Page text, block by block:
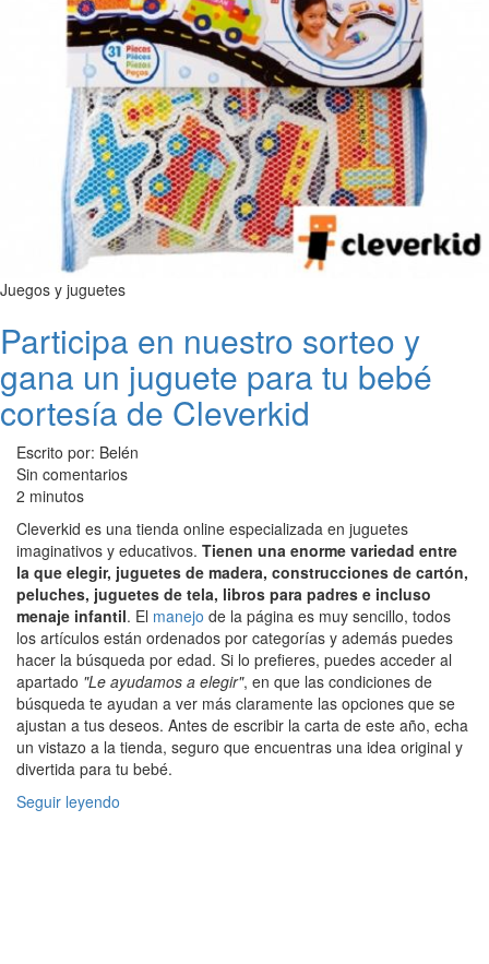
Juegos y juguetes
Participa en nuestro sorteo y
gana un juguete para tu bebé
cortesía de Cleverkid
Escrito por: Belén
Sin comentarios
2 minutos
Cleverkid es una tienda online especializada en juguetes
imaginativos y educativos. Tienen una enorme variedad entre
la que elegir, juguetes de madera, construcciones de cartón,
peluches, juguetes de tela, libros para padres e incluso
menaje infantil. El manejo de la página es muy sencillo, todos
los artículos están ordenados por categorías y además puedes
hacer la búsqueda por edad. Si lo prefieres, puedes acceder al
apartado "Le ayudamos a elegir", en que las condiciones de
búsqueda te ayudan a ver más claramente las opciones que se
ajustan a tus deseos. Antes de escribir la carta de este año, echa
un vistazo a la tienda, seguro que encuentras una idea original y
divertida para tu bebé.
Seguir leyendo